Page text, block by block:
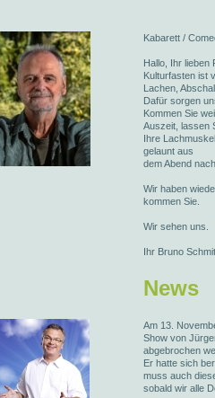
Kabarett /
Hallo, Ihr lieben
Kulturfasten ist
Lachen,
Dafür sorgen
Kommen Sie
Auszeit, lassen
Ihre
gelaunt aus
dem Abend
Wir haben
kommen Sie.
Wir sehen uns.
Ihr Bruno
News
Am 13.
Show von
abgebrochen
Er hatte sich
muss auch
sobald wir alle